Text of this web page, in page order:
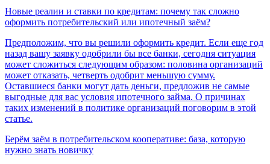
Новые реалии и ставки по кредитам: почему так сложно
оформить потребительский или ипотечный заём?
Предположим, что вы решили оформить кредит. Если еще год
назад вашу заявку одобрили бы все банки, сегодня ситуация
может сложиться следующим образом: половина организаций
может отказать, четверть одобрит меньшую сумму.
Оставшиеся банки могут дать деньги, предложив не самые
выгодные для вас условия ипотечного займа. О причинах
таких изменений в политике организаций поговорим в этой
статье.
Берём заём в потребительском кооперативе: база, которую
нужно знать новичку